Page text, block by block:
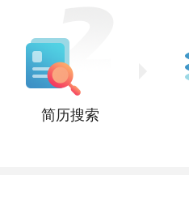
简历搜索